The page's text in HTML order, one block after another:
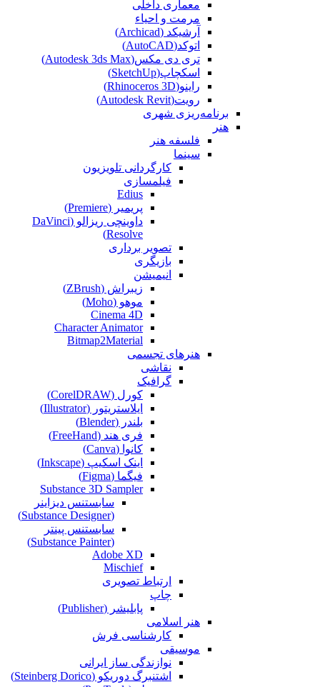
معماری داخلی
مرمت و احیاء
آرشیکد (Archicad)
اتوکد(AutoCAD)
تری دی مکس(Autodesk 3ds Max)
اسکچاپ(SketchUp)
راینو(Rhinoceros 3D)
رویت(Autodesk Revit)
برنامه‌ریزی شهری
هنر
فلسفه هنر
سینما
کارگردانی تلویزیون
فیلمسازی
Edius
پریمیر (Premiere)
داوینچی ریزالو (DaVinci
Resolve)
تصویر برداری
بازیگری
انیمیشن
زیبراش (ZBrush)
موهو (Moho)
Cinema 4D
Character Animator
Bitmap2Material
هنرهای تجسمی
نقاشی‌
گرافیک
کورل (CorelDRAW)
ایلاستریتور (Illustrator)
بلندر (Blender)
فری هند (FreeHand)
کانوا (Canva)
اینک اسکیپ (Inkscape)
فیگما (Figma‎)
Substance 3D Sampler
سابستنس دیزاینر
(Substance Designer)
سابستنس پینتر
(Substance Painter)
Adobe XD
Mischief
ارتباط تصویری
چاپ
پابلیشر (Publisher)
هنر اسلامی
کارشناسی فرش
موسیقی
نوازندگی ساز ایرانی
اشتنبرگ دوریکو (Steinberg Dorico)